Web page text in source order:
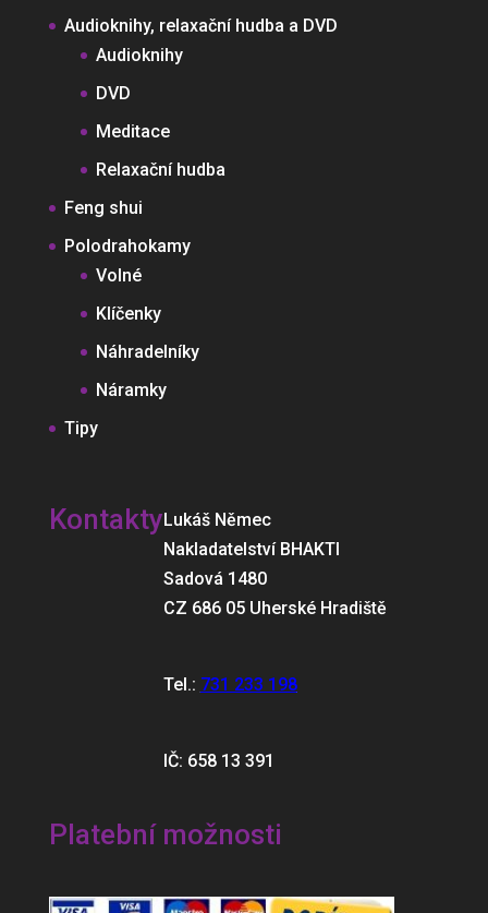
Audioknihy, relaxační hudba a DVD
Audioknihy
DVD
Meditace
Relaxační hudba
Feng shui
Polodrahokamy
Volné
Klíčenky
Náhradelníky
Náramky
Tipy
KontaktyLukáš Němec
Nakladatelství BHAKTI
Sadová 1480
CZ 686 05 Uherské Hradiště
Tel.: 731 233 198
IČ: 658 13 391
Platební možnosti